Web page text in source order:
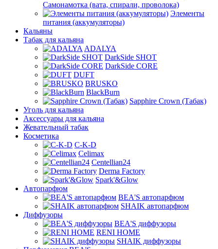
Самонамотка (вата, спирали, проволока)
Элементы
питания (аккумуляторы)
Кальяны
Табак для кальяна
ADALYA
DarkSide SHOT
DarkSide CORE
DUFT
BRUSKO
BlackBurn
Sapphire Crown (Табак)
Уголь для кальяна
Аксессуары для кальяна
Жевательный табак
Косметика
C-K-D
Celimax
Centellian24
Derma Factory
Spark'&Glow
Автопарфюм
BEA'S автопарфюм
SHAIK автопарфюм
Диффузоры
BEA'S диффузоры
RENI HOME
SHAIK диффузоры